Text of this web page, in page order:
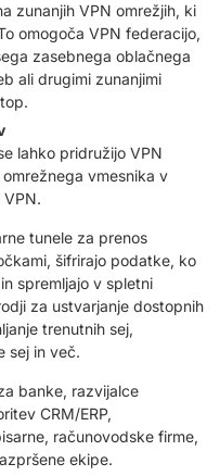
zunanjih VPN omrežjih, ki
omogoča VPN federacijo,
zasebnega oblačnega
ali drugimi zunanjimi
lahko pridružijo VPN
vmesnika v
tunele za prenos
šifrirajo podatke, ko
spremljajo v spletni
za ustvarjanje dostopnih
trenutnih sej,
sej in več.
banke, razvijalce
CRM/ERP,
računovodske firme,
ekipe.